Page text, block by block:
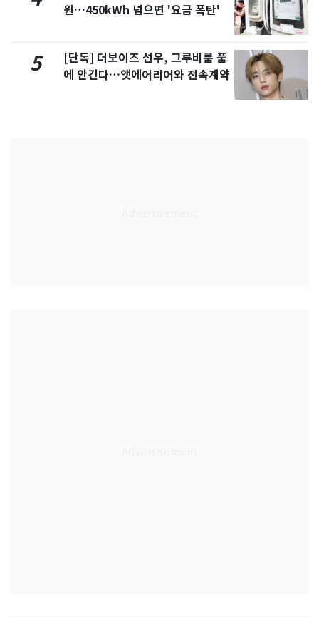
원…450kWh 넘으면 '요금 폭탄'
5
[단독] 더보이즈 선우, 그루비룸 품
에 안긴다…앳에어리어와 전속계약